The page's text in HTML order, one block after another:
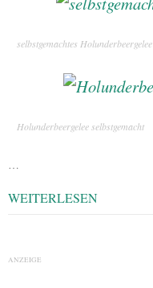
selbstgemachtes Holunderbeergelee
Holunderbeergelee selbstgemacht
…
WEITERLESEN
ANZEIGE